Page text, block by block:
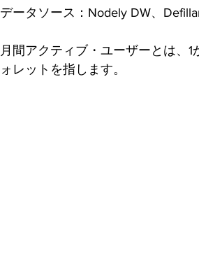
データソース：Nodely DW、
月間アクティブ・ユーザーとは、
ォレットを指します。